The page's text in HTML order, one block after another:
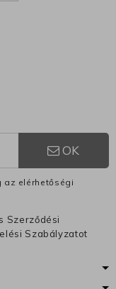
OK
az elérhetőségi
Szerződési
Szabályzatot